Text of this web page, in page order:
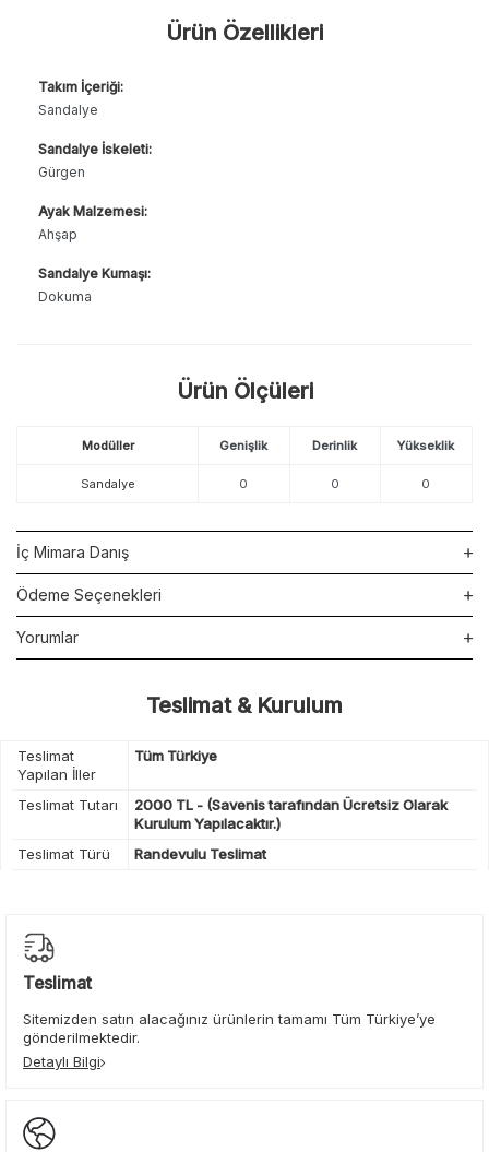
Ürün Özellikleri
Takım İçeriği:
Sandalye
Sandalye İskeleti:
Gürgen
Ayak Malzemesi:
Ahşap
Sandalye Kumaşı:
Dokuma
Ürün Ölçüleri
Modüller Genişlik Derinlik Yükseklik
Sandalye 0 0 0
İç Mimara Danış
Ödeme Seçenekleri
Yorumlar
Teslimat & Kurulum
Teslimat
Yapılan İller
Tüm Türkiye
Teslimat Tutarı
2000 TL - (Savenis tarafından Ücretsiz Olarak
Kurulum Yapılacaktır.)
Teslimat Türü
Randevulu Teslimat
Teslimat
Sitemizden satın alacağınız ürünlerin tamamı Tüm Türkiye’ye
gönderilmektedir.
Detaylı Bilgi